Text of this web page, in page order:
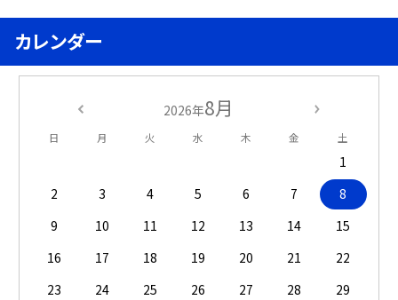
カレンダー
2026年8月
日 月 火 水 木 金 土
1
2
3 4 5 6 7
8
9
10 11 12 13 14
15
16
17 18 19 20 21
22
23
24 25 26 27 28
29